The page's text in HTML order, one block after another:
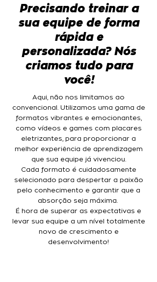
Precisando treinar a
sua equipe de forma
rápida e
personalizada? Nós
criamos tudo para
você!
Aqui, não nos limitamos ao
convencional. Utilizamos uma gama de
formatos vibrantes e emocionantes,
como vídeos e games com placares
eletrizantes, para proporcionar a
melhor experiência de aprendizagem
que sua equipe já vivenciou.
Cada formato é cuidadosamente
selecionado para despertar a paixão
pelo conhecimento e garantir que a
absorção seja máxima.
É hora de superar as expectativas e
levar sua equipe a um nível totalmente
novo de crescimento e
desenvolvimento!